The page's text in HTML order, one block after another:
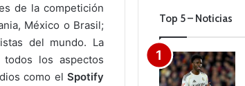
de la competición
México o Brasil;
del mundo. La
los aspectos
como el Spotify
Top 5 – Noticias